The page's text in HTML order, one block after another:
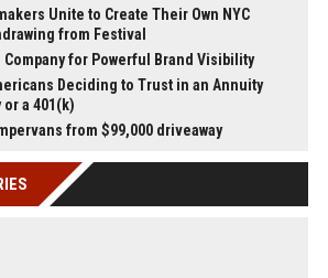
Unite to Create Their Own NYC
from Festival
Company for Powerful Brand Visibility
Deciding to Trust in an Annuity
a 401(k)
from $99,000 driveaway